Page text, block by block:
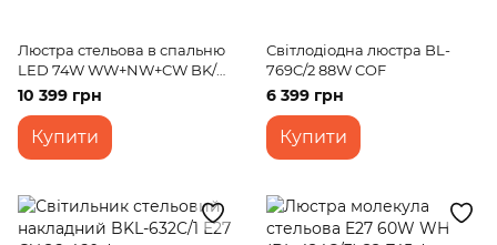
Люстра стельова в спальню
LED 74W WW+NW+CW BK/G
(WBL-57C/3)
10 399 грн
Купити
Світлодіодна люстра BL-
769C/2 88W COF
6 399 грн
Купити